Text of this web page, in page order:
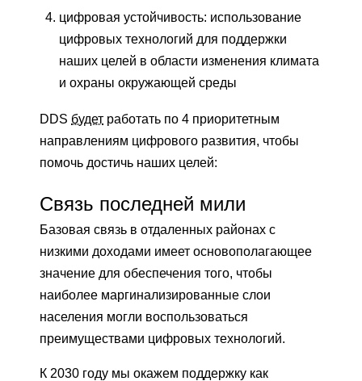
цифровая устойчивость: использование
цифровых технологий для поддержки
наших целей в области изменения климата
и охраны окружающей среды
DDS будет работать по 4 приоритетным
направлениям цифрового развития, чтобы
помочь достичь наших целей:
Связь последней мили
Базовая связь в отдаленных районах с
низкими доходами имеет основополагающее
значение для обеспечения того, чтобы
наиболее маргинализированные слои
населения могли воспользоваться
преимуществами цифровых технологий.
К 2030 году мы окажем поддержку как